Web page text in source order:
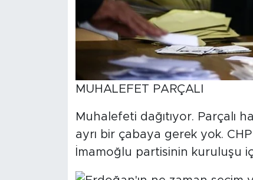
MUHALEFET PARÇALI
Muhalefeti dağıtıyor. Parçalı
ayrı bir çabaya gerek yok.
İmamoğlu partisinin kuruluşu